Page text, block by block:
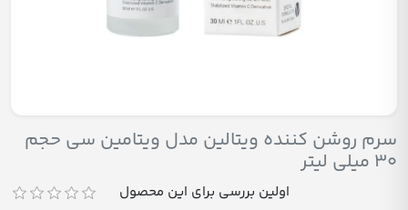
سرم روشن کننده ویتالین مدل ویتامین سی حجم
30 میلی لیتر
اولین بررسی برای این محصول